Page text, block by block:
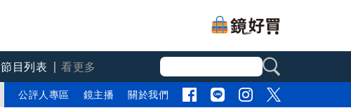
節目列表
看更多
公評人專區 鏡主播 關於我們